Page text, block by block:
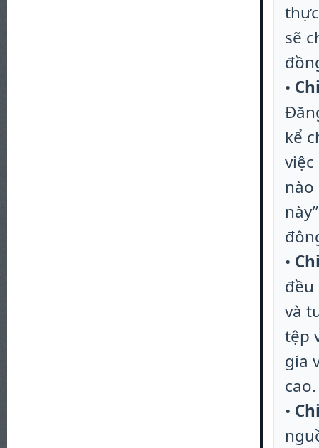
sẽ
•
kể
•
đều
và
tệp
gia
cao.
•